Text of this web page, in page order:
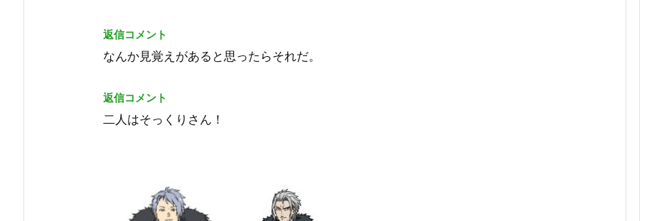
返信コメント
なんか見覚えがあると思ったらそれだ。
返信コメント
二人はそっくりさん！